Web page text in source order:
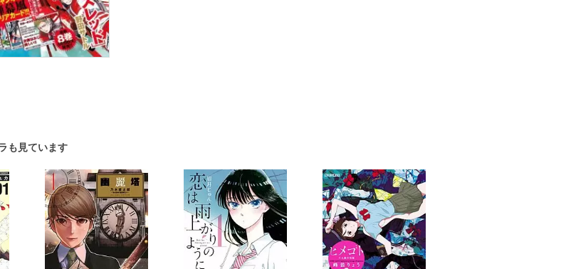
も見ています